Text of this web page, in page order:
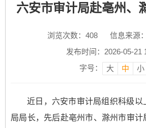
六安市审计局赴亳州、
浏览次数： 408
信息来源
发布时间：2026-05-21
字号：
大 中 小
近日，六安市审计局组织科级以
局局长，先后赴亳州市、滁州市审